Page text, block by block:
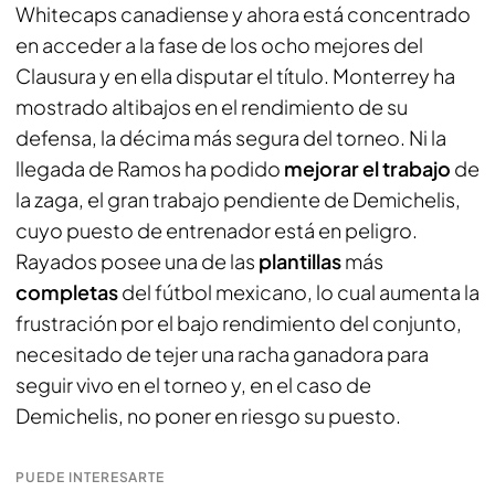
Whitecaps canadiense y ahora está concentrado
en acceder a la fase de los ocho mejores del
Clausura y en ella disputar el título. Monterrey ha
mostrado altibajos en el rendimiento de su
defensa, la décima más segura del torneo. Ni la
llegada de Ramos ha podido mejorar el trabajo de
la zaga, el gran trabajo pendiente de Demichelis,
cuyo puesto de entrenador está en peligro.
Rayados posee una de las plantillasmás
completasdel fútbol mexicano, lo cual aumenta la
frustración por el bajo rendimiento del conjunto,
necesitado de tejer una racha ganadora para
seguir vivo en el torneo y, en el caso de
Demichelis, no poner en riesgo su puesto.
PUEDE INTERESARTE